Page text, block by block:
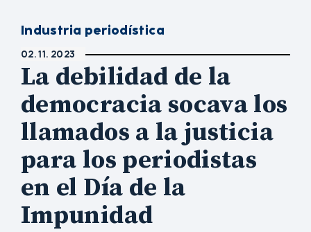
Industria periodística
02. 11. 2023
La debilidad de la
democracia socava los
llamados a la justicia
para los periodistas
en el Día de la
Impunidad